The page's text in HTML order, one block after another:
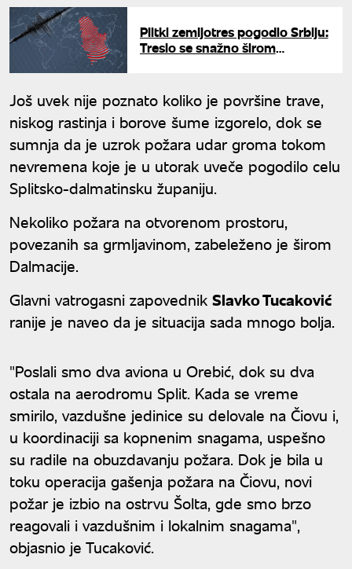
Plitki zemljotres pogodio Srbiju:
Treslo se snažno širom
Još uvek nije poznato koliko je površine trave,
niskog rastinja i borove šume izgorelo, dok se
sumnja da je uzrok požara udar groma tokom
nevremena koje je u utorak uveče pogodilo celu
Splitsko-dalmatinsku županiju.
Nekoliko požara na otvorenom prostoru,
povezanih sa grmljavinom, zabeleženo je širom
Dalmacije.
Glavni vatrogasni zapovednik Slavko Tucaković
ranije je naveo da je situacija sada mnogo bolja.
"Poslali smo dva aviona u Orebić, dok su dva
ostala na aerodromu Split. Kada se vreme
smirilo, vazdušne jedinice su delovale na Čiovu i,
u koordinaciji sa kopnenim snagama, uspešno
su radile na obuzdavanju požara. Dok je bila u
toku operacija gašenja požara na Čiovu, novi
požar je izbio na ostrvu Šolta, gde smo brzo
reagovali i vazdušnim i lokalnim snagama",
objasnio je Tucaković.